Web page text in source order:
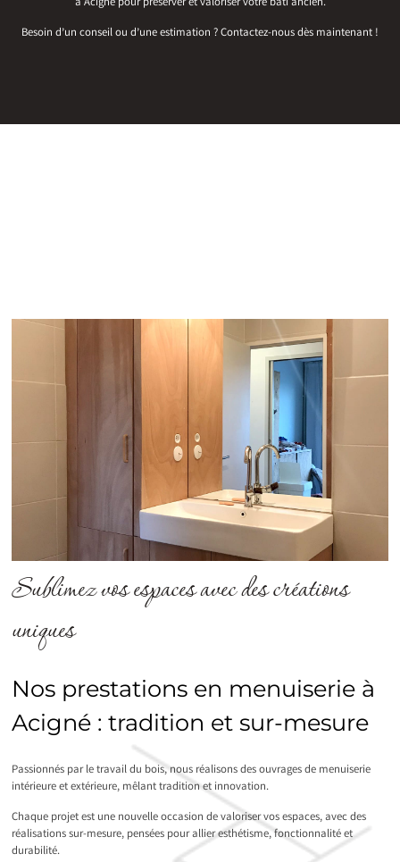
à Acigné pour préserver et valoriser votre bâti ancien.
Besoin d’un conseil ou d’une estimation ? Contactez-nous dès maintenant !
Sublimez vos espaces avec des créations
uniques
Nos prestations en menuiserie à
Acigné : tradition et sur-mesure
Passionnés par le travail du bois, nous réalisons des ouvrages de menuiserie
intérieure et extérieure, mêlant tradition et innovation.
Chaque projet est une nouvelle occasion de valoriser vos espaces, avec des
réalisations sur-mesure, pensées pour allier esthétisme, fonctionnalité et
durabilité.